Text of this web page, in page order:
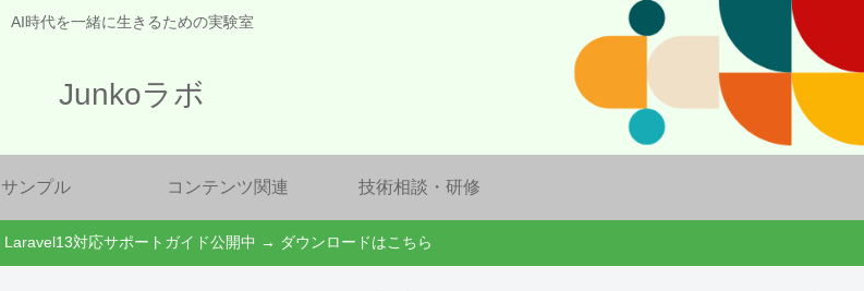
AI時代を一緒に生きるための実験室
Junkoラボ
サンプル コンテンツ関連 技術相談・研修
対応サポートガイド公開中 → ダウンロードはこちら